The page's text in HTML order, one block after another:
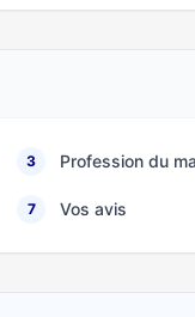
3 Profession du
7 Vos avis